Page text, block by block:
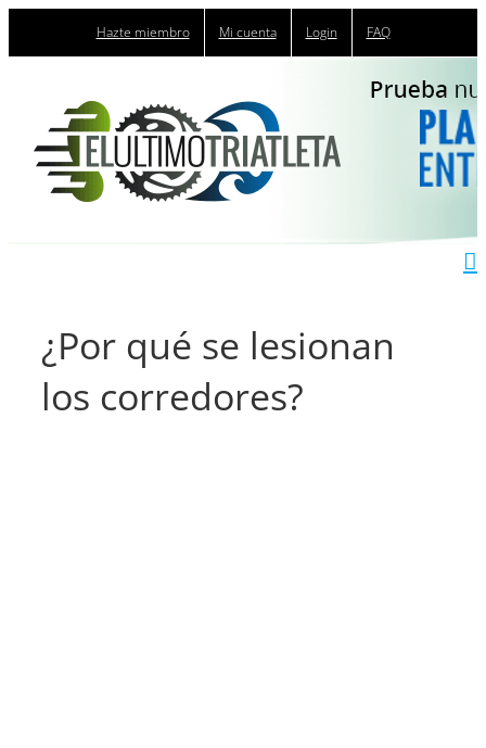
Hazte miembro Mi cuenta Login FAQ
¿Por qué se lesionan
los corredores?